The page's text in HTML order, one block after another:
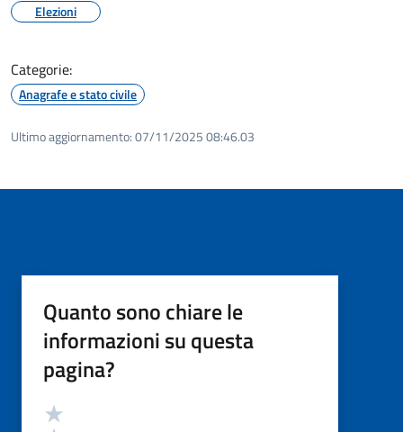
Elezioni
Categorie:
Anagrafe e stato civile
Ultimo aggiornamento:07/11/2025 08:46.03
Quanto sono chiare le
informazioni su questa
pagina?
Valutazione